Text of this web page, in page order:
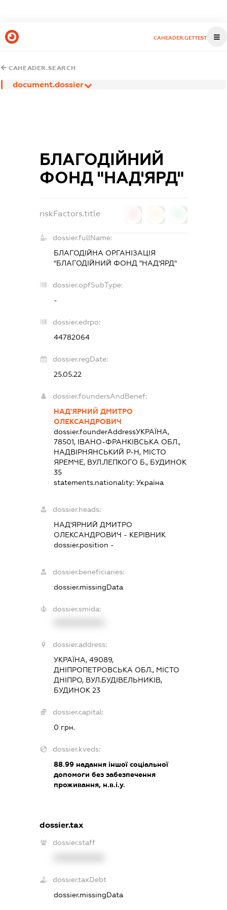
CAHEADER.GETTEST
CAHEADER.SEARCH
document.dossier
БЛАГОДІЙНИЙ
ФОНД "НАД'ЯРД"
riskFactors.title
dossier.fullName:
БЛАГОДІЙНА ОРГАНІЗАЦІЯ
"БЛАГОДІЙНИЙ ФОНД "НАД'ЯРД"
dossier.opfSubType:
-
dossier.edrpo:
44782064
dossier.regDate:
25.05.22
dossier.foundersAndBenef:
НАД'ЯРНИЙ ДМИТРО
ОЛЕКСАНДРОВИЧ
dossier.founderAddressУКРАЇНА,
78501, ІВАНО-ФРАНКІВСЬКА ОБЛ.,
НАДВІРНЯНСЬКИЙ Р-Н, МІСТО
ЯРЕМЧЕ, ВУЛ.ЛЕПКОГО Б., БУДИНОК
35
statements.nationality:Україна
dossier.heads:
НАД'ЯРНИЙ ДМИТРО
ОЛЕКСАНДРОВИЧ - КЕРІВНИК
dossier.position -
dossier.beneficiaries:
dossier.missingData
dossier.smida:
dossier.address:
УКРАЇНА, 49089,
ДНІПРОПЕТРОВСЬКА ОБЛ., МІСТО
ДНІПРО, ВУЛ.БУДІВЕЛЬНИКІВ,
БУДИНОК 23
dossier.capital:
0 грн.
dossier.kveds:
88.99 надання іншої соціальної
допомоги без забезпечення
проживання, н.в.і.у.
dossier.tax
dossier.staff
dossier.taxDebt
dossier.missingData